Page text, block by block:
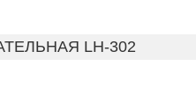
LH-302